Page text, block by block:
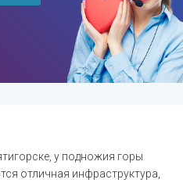
у подножия горы
отличная инфраструктура,